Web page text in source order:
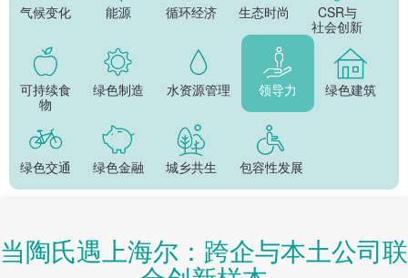
气候变化 能源 循环经济 生态时尚
CSR与
社会创新
可持续食
物
绿色制造 水资源管理 领导力 绿色建筑
绿色交通 绿色金融 城乡共生 包容性发展
当陶氏遇上海尔：跨企与本土公司联